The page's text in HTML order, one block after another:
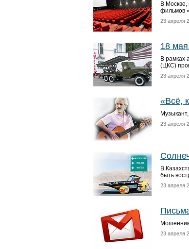
В Москве,
фильмов
23 апреля
18
В рамках
(ЦКС)
23 апреля
«Всё,
23 апреля
В
быть
23 апреля
23 апреля